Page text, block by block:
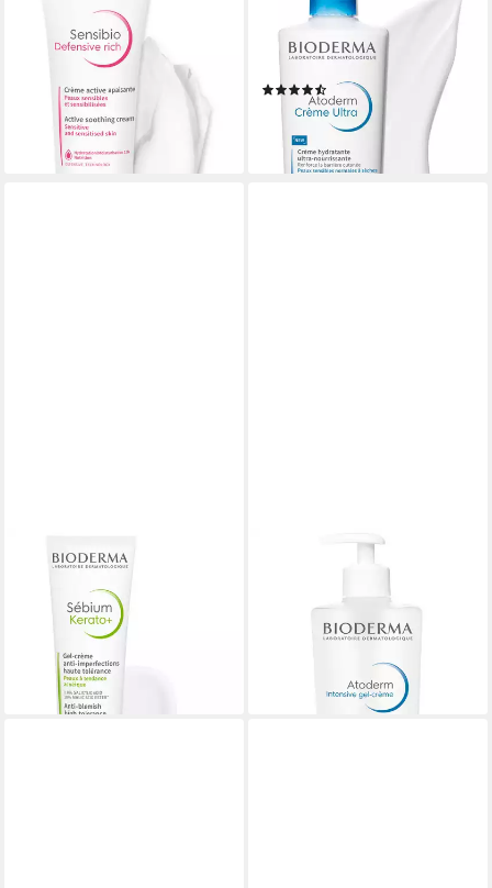
Defensive rich -, pH-
hautneutral, unparfümiert und
hoch verträglich
ab 13,50 €
(337,50 €/ 1 l)
lieferbar - in 2-3 Werktagen bei dir
Ultra -, verbessert die
Feuchtigkeitsversorgung der
Haut
32,90 €
(6,58 €/ 100 ml)
lieferbar - in 3-4 Werktagen bei dir
BIODERMA
Gesichtspflege Sébium
Kerato+ -, Anti-Unreinheiten:
eliminiert Pickel & Mitesser
ab 13,50 €
(450,00 €/ 1 l)
lieferbar - in 2-3 Werktagen bei dir
Körperbalsam Atoderm
Intensive Baume -
ab 32,90 €
(65,80 €/ 1 l)
lieferbar - in 2-3 Werktagen bei dir